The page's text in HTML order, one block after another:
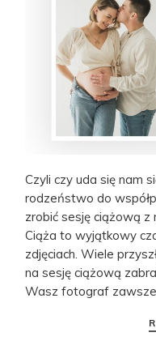
Czyli czy uda się nam
rodzeństwo do
zrobić sesję ciążową z
Ciąża to wyjątkowy
zdjęciach. Wiele
na sesję ciążową
Wasz fotograf zawsze